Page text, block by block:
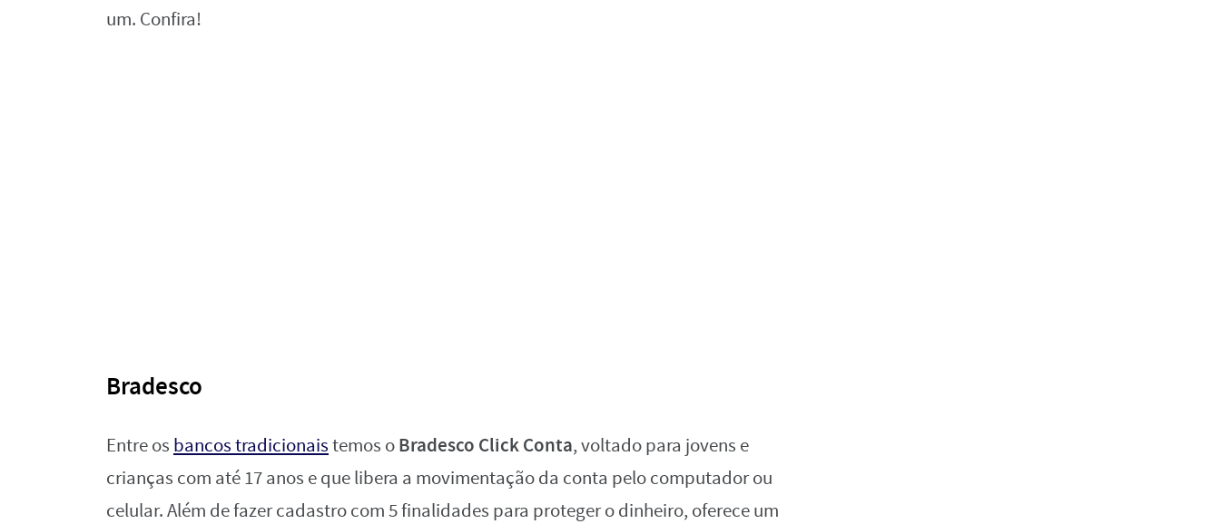
um. Confira!
Bradesco
Entre os bancos tradicionaistemos oBradesco Click Conta, voltado para jovens e
crianças com até 17 anos e que libera a movimentação da conta pelo computador ou
celular. Além de fazer cadastro com 5 finalidades para proteger o dinheiro, oferece um